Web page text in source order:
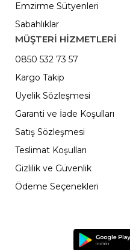
Emzirme Sütyenleri
Sabahlıklar
MÜŞTERİ HİZMETLERİ
0850 532 73 57
Kargo Takip
Üyelik Sözleşmesi
Garanti ve İade Koşulları
Satış Sözleşmesi
Teslimat Koşulları
Gizlilik ve Güvenlik
Ödeme Seçenekleri